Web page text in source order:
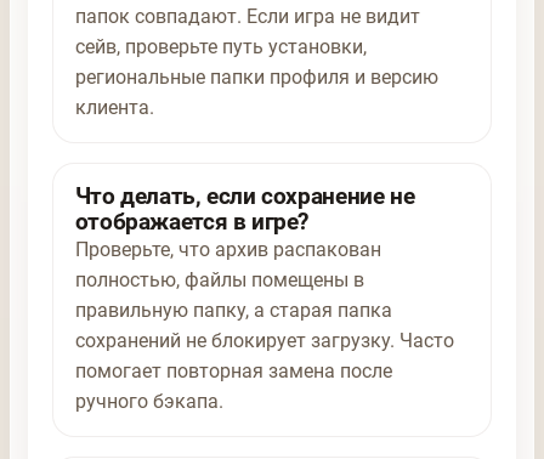
папок совпадают. Если игра не видит
сейв, проверьте путь установки,
региональные папки профиля и версию
клиента.
Что делать, если сохранение не
отображается в игре?
Проверьте, что архив распакован
полностью, файлы помещены в
правильную папку, а старая папка
сохранений не блокирует загрузку. Часто
помогает повторная замена после
ручного бэкапа.